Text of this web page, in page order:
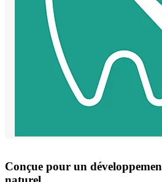
Conçue pour un